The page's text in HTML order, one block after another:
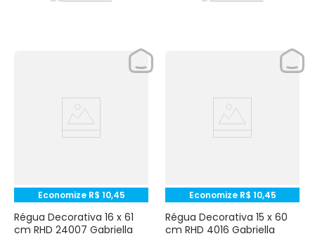
Economize R$ 10,45
Régua Decorativa 16 x 61
cm RHD 24007 Gabriella
Economize R$ 10,45
Régua Decorativa 15 x 60
cm RHD 4016 Gabriella